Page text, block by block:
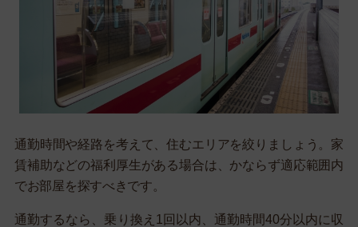
通勤時間や経路を考えて、住むエリアを絞りましょう。家
賃補助などの福利厚生がある場合は、かならず適応範囲内
でお部屋を探すべきです。
通勤するなら、乗り換え1回以内、通勤時間40分以内に収